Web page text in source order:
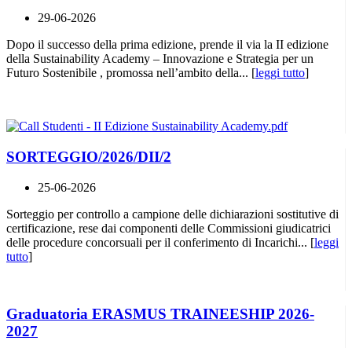
29-06-2026
Dopo il successo della prima edizione, prende il via la II edizione
della Sustainability Academy – Innovazione e Strategia per un
Futuro Sostenibile , promossa nell’ambito della... [leggi tutto]
SORTEGGIO/2026/DII/2
25-06-2026
Sorteggio per controllo a campione delle dichiarazioni sostitutive di
certificazione, rese dai componenti delle Commissioni giudicatrici
delle procedure concorsuali per il conferimento di Incarichi... [leggi
tutto]
Graduatoria ERASMUS TRAINEESHIP 2026-
2027